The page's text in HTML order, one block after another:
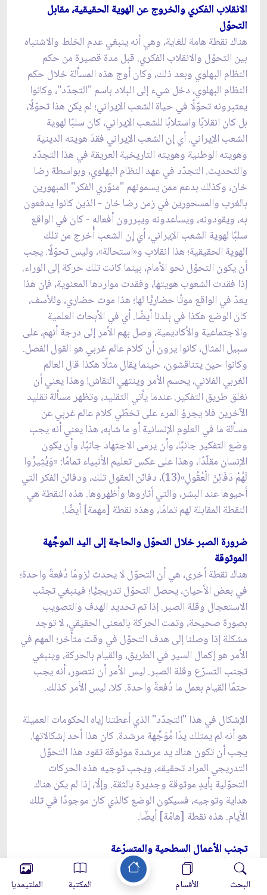
الانقلاب الفكري والخروج عن الهوية الحقيقية، مقابل
التحوّل
هناك نقطة هامة للغاية، وهي أنه ينبغي عدم الخلط والاشتباه
بين التحوّل والانقلاب الفكري. قبل مدة قصيرة من حكم
النظام البهلوي وبعد ذلك، وكان أوج هذه المسألة خلال حكم
النظام البهلوي، دخل شيء إلى البلاد باسم "التجدّد"، وكانوا
يعتبرونه تحوّلًا في حياة الشعب الإيراني؛ لم يكن هذا تحوّلًا،
بل كان انقلابًا واستلابًا للشعب الإيراني، كان سلبًا لهوية
الشعب الإيراني. أي إن الشعب الإيراني فقدَ هويته الدينية
وهويته الوطنية وهويته التاريخية العريقة في هذا التجدّد
والتحديث. التجدّد في عهد النظام البهلوي، وبواسطة رضا
خان، وكذلك بدعم ممن يسمونهم "منوّري الفكر" المبهورين
بالغرب والمسحورين في زمن رضا خان - الذين كانوا يدفعون
به، ويقودونه، ويساعدونه ويبررون أفعاله - كان في الواقع
سلبًا لهوية الشعب الإيراني، أي إن الشعب أُخرج من تلك
الهوية الحقيقية؛ هذا انقلاب و«استحالة»، وليس تحوّلًا. يجب
أن يكون التحوّل نحو الأمام، بينما كانت تلك حركة إلى الوراء.
إذا فقدت الشعوب هويتها، وفقدت مواردها المعنوية، فإن هذا
يعدّ في الواقع موتًا حضاريًّا لها؛ هذا موت حضاري، وللأسف،
كان الوضع هكذا في بلدنا أيضًا. أي في الأبحاث العلمية
والاجتماعية والأكاديمية، وصل بهم الأمر إلى درجة أنهم، على
سبيل المثال، كانوا يرون أن كلام عالم غربي هو القول الفصل.
وكانوا حين يتناقشون، حينما يقال مثلًا هكذا قال العالم
الغربي الفلاني، يحسم الأمر وينتهي النقاش! وهذا يعني أن
نغلق طريق التفكير. عندما يأتي التقليد، وتظهر مسألة تقليد
الآخرين فلا يجرؤ المرء على تخطّي كلام عالم غربي عن
مسألة ما في العلوم الإنسانية أو ما شابه، هذا يعني أنه يجب
وضع التفكير جانبًا، وأن يرمى الاجتهاد جانبًا، وأن يكون
الإنسان مقلّدًا، وهذا على عكس تعليم الأنبياء تمامًا: «وَيُثِيرُوا
لَهُمْ دَفَائِنَ الْعُقُولِ»(13)، دفائن العقول تلك، ودفائن الفكر التي
أحيوها عند البشر، والتي أثاروها وأظهروها. هذه النقطة هي
النقطة المقابلة لهم تمامًا، وهذه نقطة [مهمة] أيضًا.
ضرورة الصبر خلال التحوّل والحاجة إلى اليد الموجِّهة
الموثوقة
هناك نقطة أخرى، هي أن التحوّل لا يحدث لزومًا دُفعةً واحدة؛
في بعض الأحيان، يحصل التحوّل تدريجيًّا؛ فينبغي تجنّب
الاستعجال وقلة الصبر. إذا تم تحديد الهدف والتصويب
بصورة صحيحة، وتمت الحركة بالمعنى الحقيقي، لا توجد
مشكلة إذا وصلنا إلى هدف التحوّل في وقت متأخر؛ المهم في
الأمر هو إكمال السير في الطريق، والقيام بالحركة، وينبغي
تجنب التسرّع وقلة الصبر. ليس الأمر أن نتصور، أنه يجب
حتمًا القيام بعمل ما دُفعةً واحدة. كلا، ليس الأمر كذلك.
الإشكال في هذا "التجدّد" الذي أعطتنا إياه الحكومات العميلة
هو أنه لم يمتلك يدًا مُوَجِّهة مرشدة. كان هذا أحد إشكالاتها.
يجب أن تكون هناك يد مرشدة موثوقة تقود هذا التحوّل
التدريجي المراد تحقيقه، ويجب توجيه هذه الحركات
التحوّلية بأيدٍ موثوقة وجديرة بالثقة. وإلّا، إذا لم يكن هناك
هداية وتوجيه، فسيكون الوضع كالذي كان موجودًا في تلك
الأيام. هذه نقطة [هامّة] أيضًا.
تجنب الأعمال السطحية والمتسرّعة
نقطة أخرى؛ هي أنه لا ينبغي الخلط والاشتباه بين التحوّل
وسلسلة من الأعمال السطحية والسهلة. فبعض الأعمال
البحث الأقسام المكتبة الملتيمديا